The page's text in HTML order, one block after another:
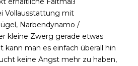
Vollausstattung mit
Narbendynamo /
kleine Zwerg gerade etwas
kann man es einfach überall hin
keine Angst mehr zu haben,